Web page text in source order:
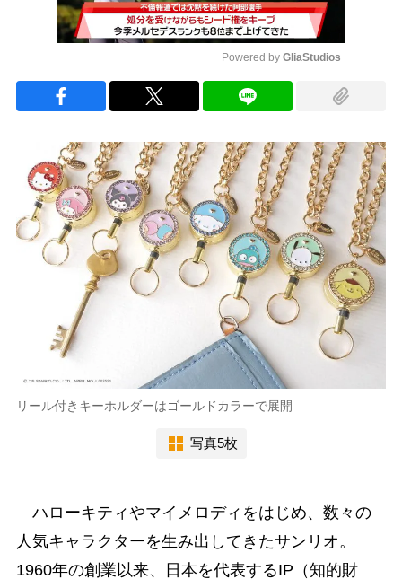
Powered by GliaStudios
リール付きキーホルダーはゴールドカラーで展開
写真5枚
ハローキティやマイメロディをはじめ、数々の
人気キャラクターを生み出してきたサンリオ。
1960年の創業以来、日本を代表するIP（知的財